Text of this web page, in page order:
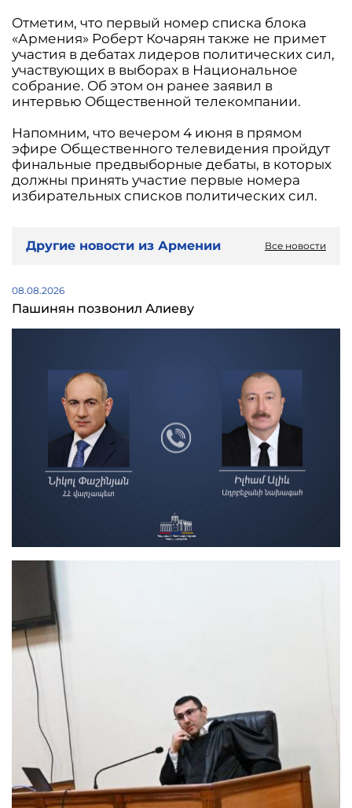
Отметим, что первый номер списка блока
«Армения» Роберт Кочарян также не примет
участия в дебатах лидеров политических сил,
участвующих в выборах в Национальное
собрание. Об этом он ранее заявил в
интервью Общественной телекомпании.
Напомним, что вечером 4 июня в прямом
эфире Общественного телевидения пройдут
финальные предвыборные дебаты, в которых
должны принять участие первые номера
избирательных списков политических сил.
Другие новости из Армении Все новости
08.08.2026
Пашинян позвонил Алиеву